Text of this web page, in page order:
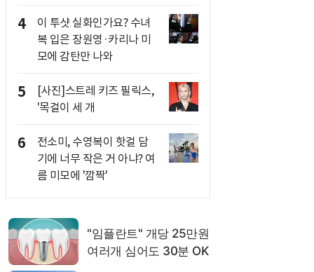
4
이 투샷 실화인가요? 수녀
복 입은 장원영·카리나 미
모에 감탄만 나와
5
[사진]스트레 키즈 필릭스,
'목걸이 세 개
6
전소미, 수영복이 핫걸 담
기에 너무 작은 거 아냐? 여
름 미모에 '깜짝'